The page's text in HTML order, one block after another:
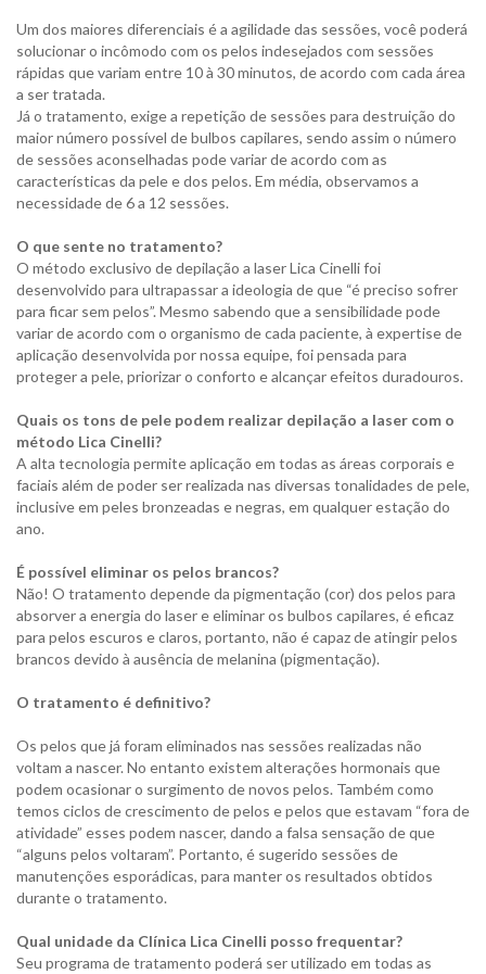
Um dos maiores diferenciais é a agilidade das sessões, você poderá
solucionar o incômodo com os pelos indesejados com sessões
rápidas que variam entre 10 à 30 minutos, de acordo com cada área
a ser tratada.
Já o tratamento, exige a repetição de sessões para destruição do
maior número possível de bulbos capilares, sendo assim o número
de sessões aconselhadas pode variar de acordo com as
características da pele e dos pelos. Em média, observamos a
necessidade de 6 a 12 sessões.
O que sente no tratamento?
O método exclusivo de depilação a laser Lica Cinelli foi
desenvolvido para ultrapassar a ideologia de que “é preciso sofrer
para ficar sem pelos”. Mesmo sabendo que a sensibilidade pode
variar de acordo com o organismo de cada paciente, à expertise de
aplicação desenvolvida por nossa equipe, foi pensada para
proteger a pele, priorizar o conforto e alcançar efeitos duradouros.
Quais os tons de pele podem realizar depilação a laser com o
método Lica Cinelli?
A alta tecnologia permite aplicação em todas as áreas corporais e
faciais além de poder ser realizada nas diversas tonalidades de pele,
inclusive em peles bronzeadas e negras, em qualquer estação do
ano.
É possível eliminar os pelos brancos?
Não! O tratamento depende da pigmentação (cor) dos pelos para
absorver a energia do laser e eliminar os bulbos capilares, é eficaz
para pelos escuros e claros, portanto, não é capaz de atingir pelos
brancos devido à ausência de melanina (pigmentação).
O tratamento é definitivo?
Os pelos que já foram eliminados nas sessões realizadas não
voltam a nascer. No entanto existem alterações hormonais que
podem ocasionar o surgimento de novos pelos. Também como
temos ciclos de crescimento de pelos e pelos que estavam “fora de
atividade” esses podem nascer, dando a falsa sensação de que
“alguns pelos voltaram”. Portanto, é sugerido sessões de
manutenções esporádicas, para manter os resultados obtidos
durante o tratamento.
Qual unidade da Clínica Lica Cinelli posso frequentar?
Seu programa de tratamento poderá ser utilizado em todas as